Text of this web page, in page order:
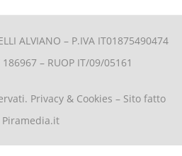
ALVIANO – P.IVA IT01875490474
186967 – RUOP IT/09/05161
Privacy & Cookies – Sito fatto
Piramedia.it